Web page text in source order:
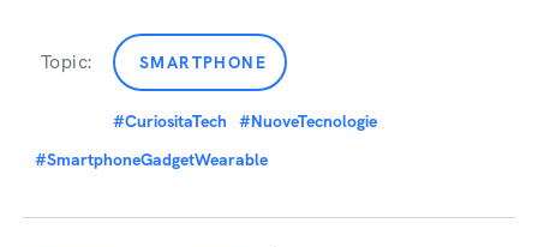
Topic: SMARTPHONE
#CuriositaTech
#NuoveTecnologie
#SmartphoneGadgetWearable